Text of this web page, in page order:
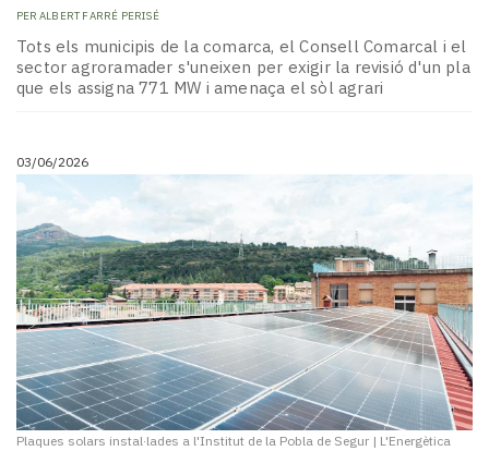
PER ALBERT FARRÉ PERISÉ
Tots els municipis de la comarca, el Consell Comarcal i el
sector agroramader s'uneixen per exigir la revisió d'un pla
que els assigna 771 MW i amenaça el sòl agrari
03/06/2026
Plaques solars instal·lades a l'Institut de la Pobla de Segur | L'Energètica